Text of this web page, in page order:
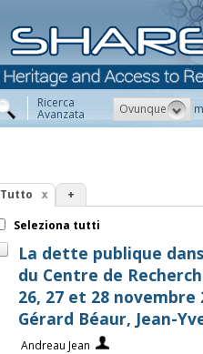
Ricerca
Avanzata Ovunque
Tutto +
Seleziona tutti
La dette publique
du Centre de
26, 27 et 28 novembre
Gérard Béaur, Jean-
Andreau Jean